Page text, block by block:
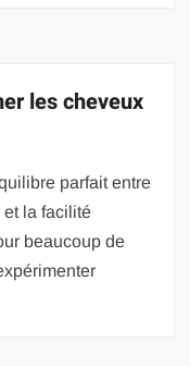
les cheveux
parfait entre
la facilité
beaucoup de